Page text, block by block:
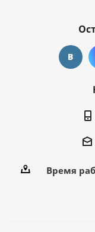
Время